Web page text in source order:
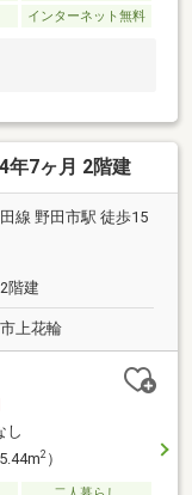
インターネット無料
年7ヶ月 2階建
線 野田市駅 徒歩15
階建
上花輪
し
2）